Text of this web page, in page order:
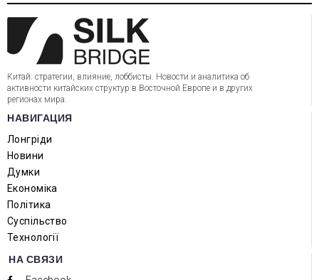
Китай: стратегии, влияние, лоббисты. Новости и аналитика об
активности китайских структур в Восточной Европе и в других
регионах мира.
НАВИГАЦИЯ
Лонгріди
Новини
Думки
Економіка
Політика
Суспільство
Технології
НА СВЯЗИ